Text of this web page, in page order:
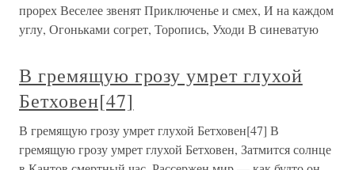
прорех Веселее звенят Приключенье и смех, И на каждом
углу, Огоньками согрет, Торопись, Уходи В синеватую
В гремящую грозу умрет глухой
Бетховен[47]
В гремящую грозу умрет глухой Бетховен[47] В
гремящую грозу умрет глухой Бетховен, Затмится солнце